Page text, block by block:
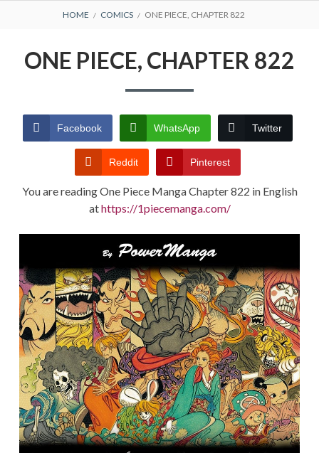
Primary
ONE PIECE
TERMS AND
CONDITIONS
BREADCRUMBS
HOME COMICS ONE PIECE, CHAPTER 822
ONE PIECE, CHAPTER 822
Facebook WhatsApp Twitter
Reddit Pinterest
You are reading One Piece Manga Chapter 822 in English
athttps://1piecemanga.com/